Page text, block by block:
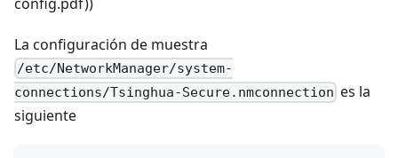
La configuración de muestra
/etc/NetworkManager/system-
connections/Tsinghua-Secure.nmconnection es la
siguiente